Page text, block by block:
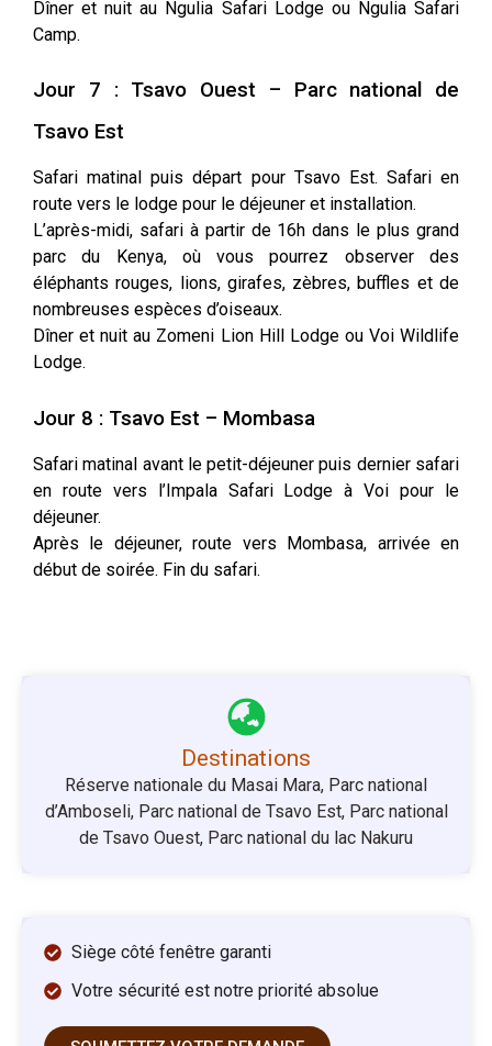
Dîner et nuit au Ngulia Safari Lodge ou Ngulia Safari
Camp.
Jour 7 : Tsavo Ouest – Parc national de
Tsavo Est
Safari matinal puis départ pour Tsavo Est. Safari en
route vers le lodge pour le déjeuner et installation.
L’après-midi, safari à partir de 16h dans le plus grand
parc du Kenya, où vous pourrez observer des
éléphants rouges, lions, girafes, zèbres, buffles et de
nombreuses espèces d’oiseaux.
Dîner et nuit au Zomeni Lion Hill Lodge ou Voi Wildlife
Lodge.
Jour 8 : Tsavo Est – Mombasa
Safari matinal avant le petit-déjeuner puis dernier safari
en route vers l’Impala Safari Lodge à Voi pour le
déjeuner.
Après le déjeuner, route vers Mombasa, arrivée en
début de soirée. Fin du safari.
Destinations
Réserve nationale du Masai Mara, Parc national
d’Amboseli, Parc national de Tsavo Est, Parc national
de Tsavo Ouest, Parc national du lac Nakuru
Siège côté fenêtre garanti
Votre sécurité est notre priorité absolue